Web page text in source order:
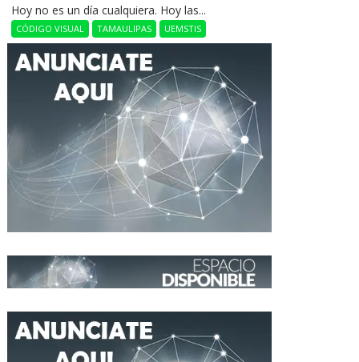
Hoy no es un día cualquiera. Hoy las...
CÓDIGO VISUAL TAMAULIPAS UEMSTIS